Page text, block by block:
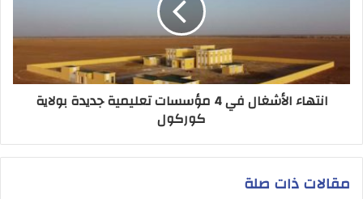
انتهاء الأشغال في 4 مؤسسات تعليمية جديدة بولاية
كوركول
مقالات ذات صلة